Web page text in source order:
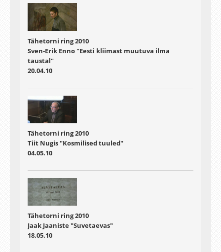
Tähetorni ring 2010
Sven-Erik Enno "Eesti kliimast muutuva ilma
taustal"
20.04.10
Tähetorni ring 2010
Tiit Nugis "Kosmilised tuuled"
04.05.10
Tähetorni ring 2010
Jaak Jaaniste "Suvetaevas"
18.05.10